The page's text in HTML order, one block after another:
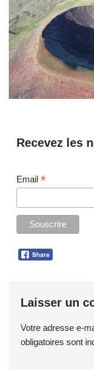
Recevez les
Email *
Laisser un
Votre adresse e-
obligatoires sont